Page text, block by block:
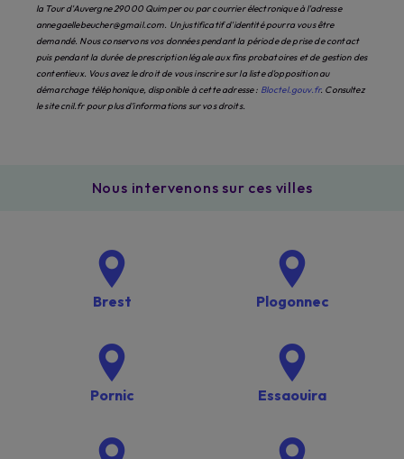
la Tour d'Auvergne 29000 Quimper ou par courrier électronique à l'adresse
annegaellebeucher@gmail.com. Un justificatif d'identité pourra vous être
demandé. Nous conservons vos données pendant la période de prise de contact
puis pendant la durée de prescription légale aux fins probatoires et de gestion des
contentieux. Vous avez le droit de vous inscrire sur la liste d'opposition au
démarchage téléphonique, disponible à cette adresse : Bloctel.gouv.fr. Consultez
le site cnil.fr pour plus d’informations sur vos droits.
Nous intervenons sur ces villes
Brest Plogonnec
Pornic Essaouira